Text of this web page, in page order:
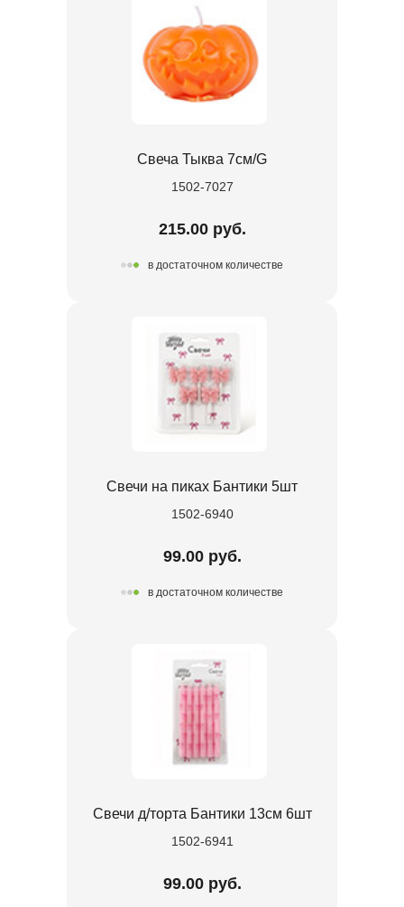
Свеча Тыква 7см/G
1502-7027
215.00 руб.
в достаточном количестве
Свечи на пиках Бантики 5шт
1502-6940
99.00 руб.
в достаточном количестве
Свечи д/торта Бантики 13см 6шт
1502-6941
99.00 руб.